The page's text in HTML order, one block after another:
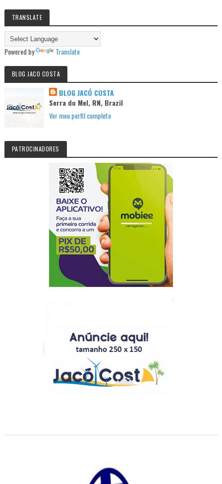
TRANSLATE
Powered by Translate
BLOG JACO COSTA
BLOG JACÓ COSTA
Serra do Mel, RN, Brazil
Ver meu perfil completo
PATROCINADORES